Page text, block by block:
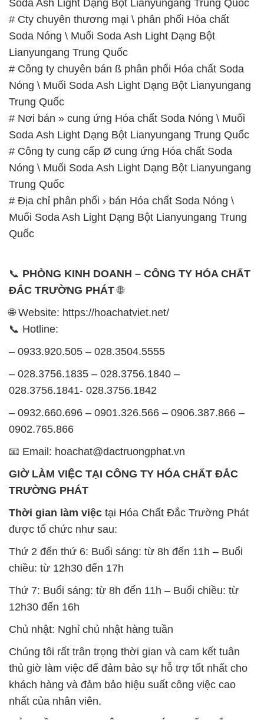
# Công ty cung cấp Ø cung ứng Hóa chất Soda
Nóng \ Muối Soda Ash Light Dạng Bột Lianyungang
Trung Quốc
# Địa chỉ phân phối › bán Hóa chất Soda Nóng \
Muối Soda Ash Light Dạng Bột Lianyungang Trung
Quốc
📞
PHÒNG KINH DOANH – CÔNG TY HÓA CHẤT
ĐẮC TRƯỜNG PHÁT
🌐 Website: https://hoachatviet.net/
📞 Hotline:
– 0933.920.505 – 028.3504.5555
– 028.3756.1835 – 028.3756.1840 –
– 0932.660.696 – 0901.326.566 – 0906.387.866 –
0902.765.866
📧 Email: hoachat@dactruongphat.vn
GIỜ LÀM VIỆC TẠI CÔNG TY HÓA CHẤT ĐẮC
TRƯỜNG PHÁT
Thời gian làm việctại Hóa Chất Đắc Trường Phát
được tổ chức như sau:
Thứ 2 đến thứ 6: Buổi sáng: từ 8h đến 11h – Buổi
chiều: từ 12h30 đến 17h
Thứ 7: Buổi sáng: từ 8h đến 11h – Buổi chiều: từ
Chủ nhật: Nghỉ chủ nhật hàng tuần
Chúng tôi rất trân trọng thời gian và cam kết tuân
thủ giờ làm việc để đảm bảo sự hỗ trợ tốt nhất cho
nhất của nhân viên.
TRƯỜNG PHÁT
Đông B, Quận Bình Tân, Sài Gòn TP. Hồ Chí
Minh